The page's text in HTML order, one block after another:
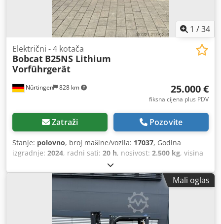
1 /34
Nürtingen 828 km
Električni - 4 kotača
Bobcat B25NS Lithium
Vorführgerät
25.000 €
fiksna cijena plus PDV
Zatraži Pozovite
Stanje: polovno, broj mašine/vozila: 17037, Godina
izgradnje: 2024, radni sati: 20 h, nosivost: 2.500 kg, visina
, slobodno podizanje:
središte tereta:500 mm, vrsta goriva:električni, vrsta
, građevinska visina:2.180 mm , napon
, duljina vilica: 1.200 mm, dimenzija prednje
, dimenzija stražnje gume: 18X7-8
3.552 kg,
Mali oglas